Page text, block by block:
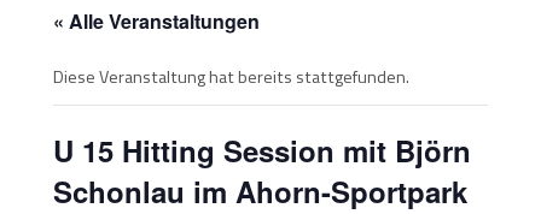
« Alle Veranstaltungen
Diese Veranstaltung hat bereits stattgefunden.
U 15 Hitting Session mit Björn
Schonlau im Ahorn-Sportpark